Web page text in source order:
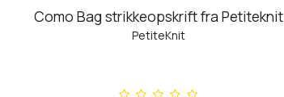
Como Bag strikkeopskrift fra Petiteknit
PetiteKnit